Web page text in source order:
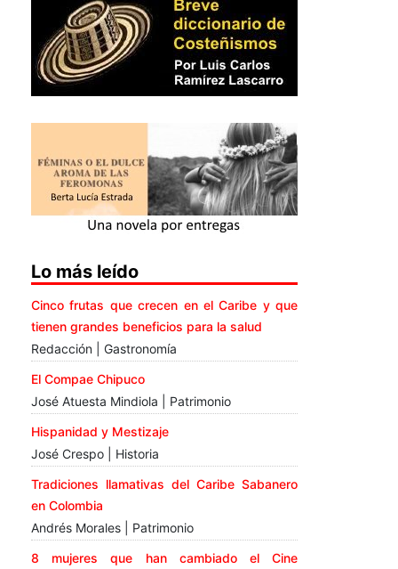
Lo más leído
Cinco frutas que crecen en el Caribe y que
tienen grandes beneficios para la salud
Redacción | Gastronomía
El Compae Chipuco
José Atuesta Mindiola | Patrimonio
Hispanidad y Mestizaje
José Crespo | Historia
Tradiciones llamativas del Caribe Sabanero
en Colombia
Andrés Morales | Patrimonio
8 mujeres que han cambiado el Cine